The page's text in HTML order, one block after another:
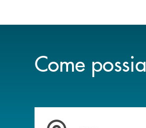
Come
Trova la filiale più vicina a